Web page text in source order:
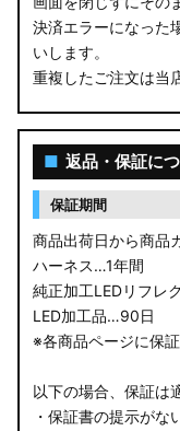
決済エラーになった
いします。
重複したご注文は当
■ 返品・保証に
保証期間
商品出荷日から商品
ハーネス…1年間
純正加工LEDリフレ
LED加工品…90日
※各商品ページに保
以下の場合、保証は
・保証書の提示がな